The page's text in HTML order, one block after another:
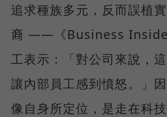
追求種族多元，反而誤植
裔 ——《Business
工表示：「對公司來說，
讓內部員工感到憤怒。」
像自身所定位，是走在科技